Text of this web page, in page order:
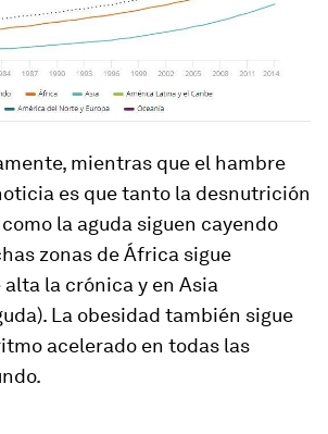
mientras que el hambre
es que tanto la desnutrición
la aguda siguen cayendo
zonas de África sigue
la crónica y en Asia
La obesidad también sigue
acelerado en todas las